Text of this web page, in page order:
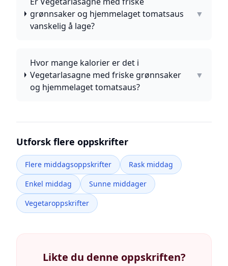
grønnsaker og hjemmelaget tomatsaus
vanskelig å lage?
▼
Hvor mange kalorier er det i
Vegetarlasagne med friske grønnsaker
og hjemmelaget tomatsaus?
▼
Utforsk flere oppskrifter
Flere middagsoppskrifter
Rask middag
Enkel middag
Sunne middager
Vegetaroppskrifter
Likte du denne oppskriften?